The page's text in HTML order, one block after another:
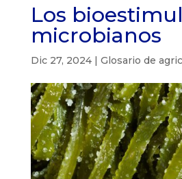
Los
microbianos
Dic 27, 2024| Glosario de